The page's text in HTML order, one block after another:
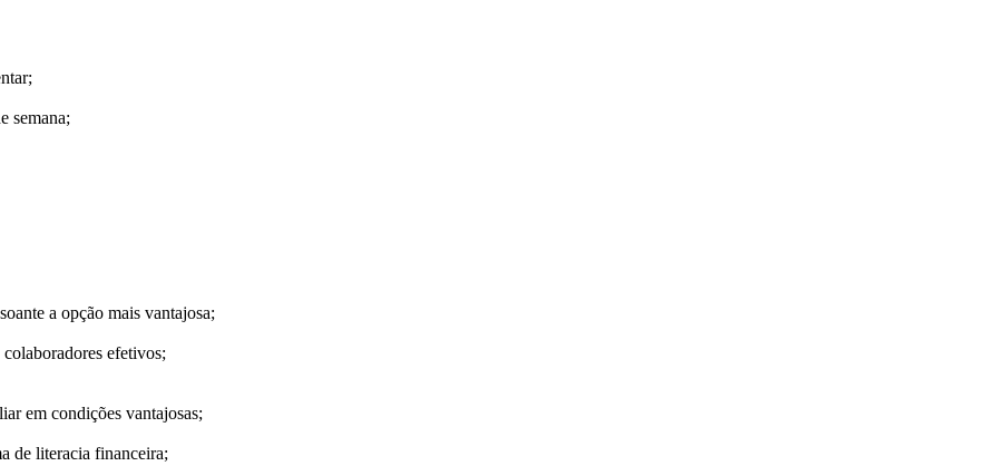
semana;
a opção mais vantajosa;
efetivos;
em condições vantajosas;
de literacia financeira;